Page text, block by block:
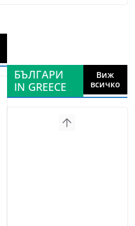
БЪЛГАРИ
IN GREECE
Виж
всичко